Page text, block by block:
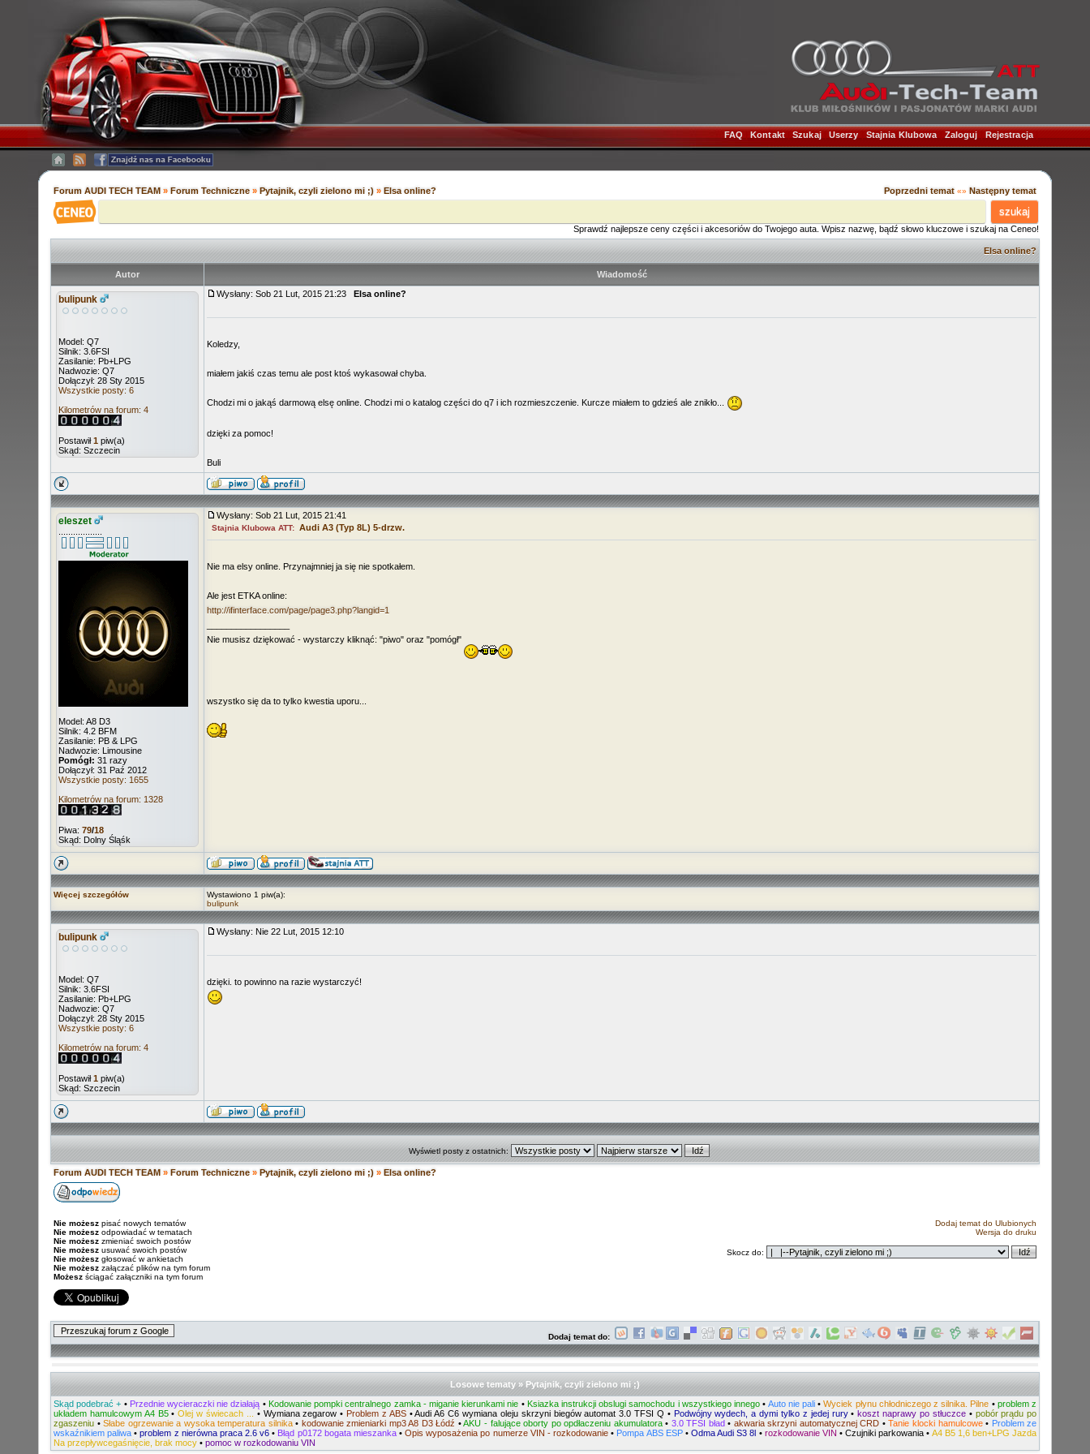
FAQ |Kontakt| Szukaj| Userzy Stajnia Klubowa Zaloguj Rejestracja
Forum AUDI TECH TEAM » Forum Techniczne » Pytajnik, czyli zielono mi ;) » Elsa online? Poprzedni temat «» Następny temat
szukaj
Sprawdź najlepsze ceny części i akcesoriów do Twojego auta. Wpisz nazwę, bądź słowo kluczowe i szukaj na Ceneo!
Elsa online?
Autor Wiadomość
bulipunk
Model: Q7
Silnik: 3.6FSI
Zasilanie: Pb+LPG
Nadwozie: Q7
Dołączył: 28 Sty 2015
Wszystkie posty: 6
Kilometrów na forum: 4
Postawił1 piw(a)
Skąd: Szczecin
Wysłany: Sob 21 Lut, 2015 21:23 Elsa online?
Koledzy,
miałem jakiś czas temu ale post ktoś wykasował chyba.
Chodzi mi o jakąś darmową elsę online. Chodzi mi o katalog części do q7 i ich rozmieszczenie. Kurcze miałem to gdzieś ale znikło...
dzięki za pomoc!
Buli
eleszet
Model: A8 D3
Silnik: 4.2 BFM
Zasilanie: PB & LPG
Nadwozie: Limousine
Pomógł: 31 razy
Dołączył: 31 Paź 2012
Wszystkie posty: 1655
Kilometrów na forum: 1328
Piwa: 79/18
Skąd: Dolny Śląśk
Wysłany: Sob 21 Lut, 2015 21:41
Stajnia Klubowa ATT: Audi A3 (Typ 8L) 5-drzw.
Nie ma elsy online. Przynajmniej ja się nie spotkałem.
Ale jest ETKA online:
http://ifinterface.com/page/page3.php?langid=1
Nie musisz dziękować - wystarczy kliknąć: "piwo" oraz "pomógł"
wszystko się da to tylko kwestia uporu...
Więcej szczegółów
Wystawiono 1 piw(a):
bulipunk
bulipunk
Model: Q7
Silnik: 3.6FSI
Zasilanie: Pb+LPG
Nadwozie: Q7
Dołączył: 28 Sty 2015
Wszystkie posty: 6
Kilometrów na forum: 4
Postawił1 piw(a)
Skąd: Szczecin
Wysłany: Nie 22 Lut, 2015 12:10
dzięki. to powinno na razie wystarczyć!
Wyświetl posty z ostatnich:
Forum AUDI TECH TEAM » Forum Techniczne » Pytajnik, czyli zielono mi ;) » Elsa online?
Nie możesz pisać nowych tematów
Nie możesz odpowiadać w tematach
Nie możesz zmieniać swoich postów
Nie możesz usuwać swoich postów
Nie możesz głosować w ankietach
Nie możesz załączać plików na tym forum
Możesz ściągać załączniki na tym forum
Dodaj temat do Ulubionych
Wersja do druku
Skocz do:
Dodaj temat do:
Losowe tematy » Pytajnik, czyli zielono mi ;)
Skąd podebrać + • Przednie wycieraczki nie działają • Kodowanie pompki centralnego zamka - miganie kierunkami nie • Ksiazka instrukcji obslugi samochodu i wszystkiego innego • Auto nie pali•Wyciek płynu chłodniczego z silnika. Pilne • problem z
układem hamulcowym A4 B5•Olej w świecach ... • Wymiana zegarow • Problem z ABS•Audi A6 C6 wymiana oleju skrzyni biegów automat 3.0 TFSI Q • Podwójny wydech, a dymi tylko z jedej rury•koszt naprawy po stłuczce• pobór prądu po
zgaszeniu •Słabe ogrzewanie a wysoka temperatura silnika• kodowanie zmieniarki mp3 A8 D3 Łódź •AKU - falujące oborty po opdłaczeniu akumulatora• 3.0 TFSI bład• akwaria skrzyni automatycznej CRD •Tanie klocki hamulcowe• Problem ze
wskaźnikiem paliwa •problem z nierówna praca 2.6 v6 • Błąd p0172 bogata mieszanka•Opis wyposażenia po numerze VIN - rozkodowanie • Pompa ABS ESP• Odma Audi S3 8l • rozkodowanie VIN •Czujniki parkowania • A4 B5 1,6 ben+LPG Jazda
Na przepływcegaśnięcie, brak mocy • pomoc w rozkodowaniu VIN